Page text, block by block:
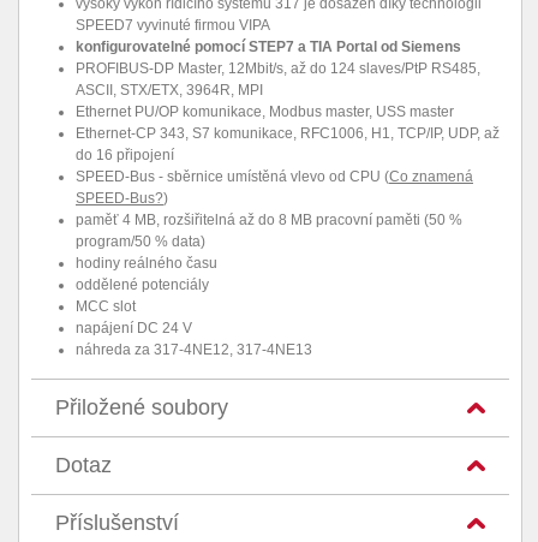
vysoký výkon řídicího systému 317 je dosažen díky technologii
SPEED7 vyvinuté firmou VIPA
konfigurovatelné pomocí STEP7 a TIA Portal od Siemens
PROFIBUS-DP Master, 12Mbit/s, až do 124 slaves/PtP RS485,
ASCII, STX/ETX, 3964R, MPI
Ethernet PU/OP komunikace, Modbus master, USS master
Ethernet-CP 343, S7 komunikace, RFC1006, H1, TCP/IP, UDP, až
do 16 připojení
SPEED-Bus - sběrnice umístěná vlevo od CPU (Co znamená
SPEED-Bus?)
paměť 4 MB, rozšiřitelná až do 8 MB pracovní paměti (50 %
program/50 % data)
hodiny reálného času
oddělené potenciály
MCC slot
napájení DC 24 V
náhreda za 317-4NE12, 317-4NE13
Přiložené soubory
Dotaz
Příslušenství